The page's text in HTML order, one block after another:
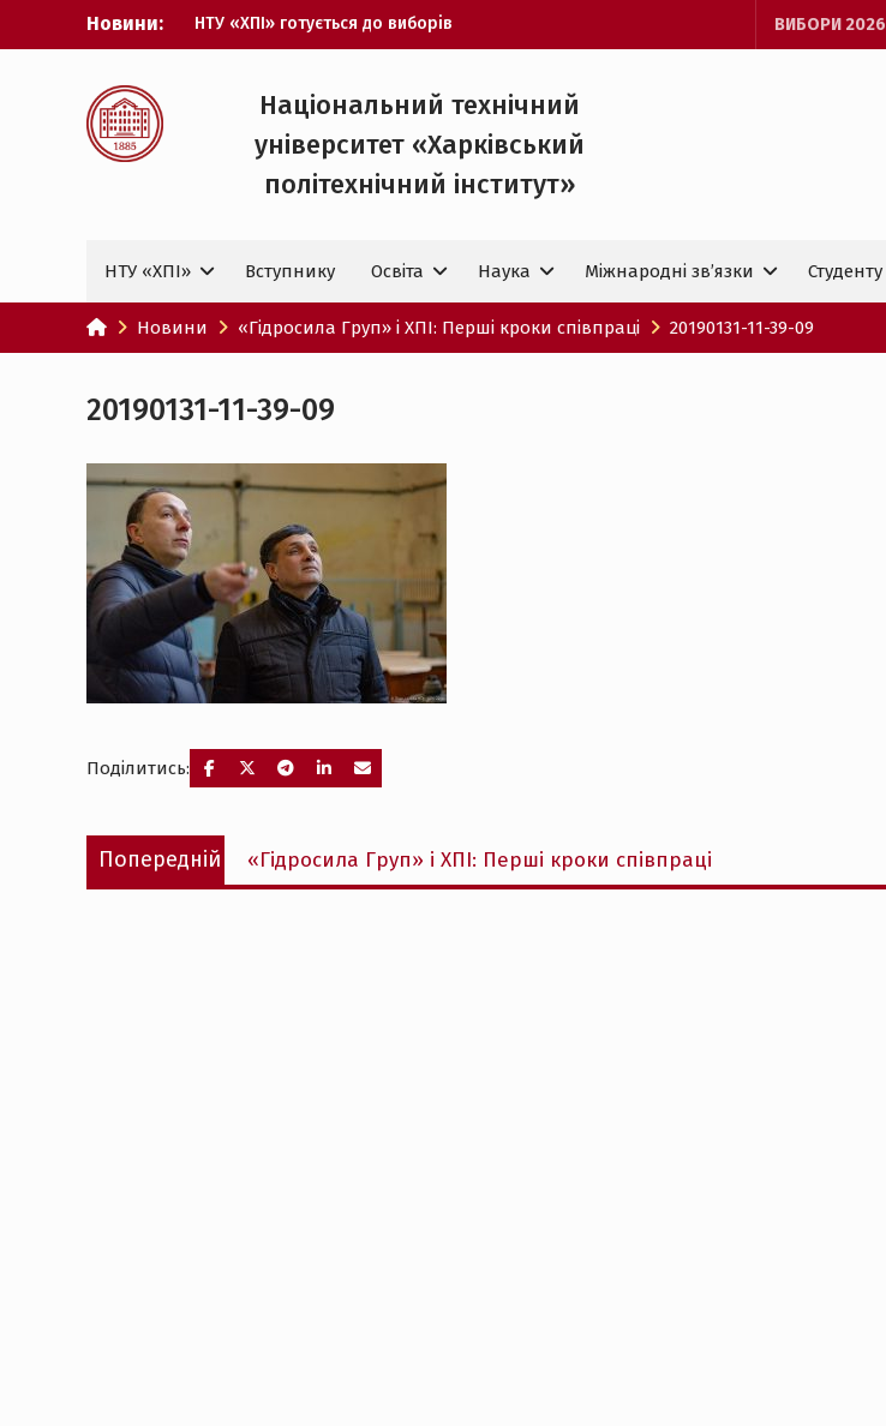
Новини:
НТУ «ХПІ» готується до виборів
ректора
Всеукраїнський фестиваль «Червона
ХПІ уклав угоду про партнерство з
ДержНДІ технологій кібербезпеки
Випускник ХПІ став
У Верховній Раді за участю ХПІ
обговорили перспективи українсько-
іспанського технологічного
партнерства
ВИБОРИ 2026
Національний технічний
університет «Харківський
політехнічний iнститут»
НТУ «ХПІ» Вступнику Освіта Наука Міжнародні зв’язки Студенту
Новини «Гідросила Груп» і ХПІ: Перші кроки співпраці 20190131-11-39-09
20190131-11-39-09
Поділитись:
Навігація
записів
Попередній
Попередній
запис:
«Гідросила Груп» і ХПІ: Перші кроки співпраці